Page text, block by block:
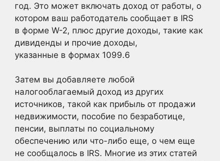
год. Это может включать доход от работы, о
котором ваш работодатель сообщает в IRS
в форме W-2, плюс другие доходы, такие как
дивиденды и прочие доходы,
указанные в формах 1099.6
Затем вы добавляете любой
налогооблагаемый доход из других
источников, такой как прибыль от продажи
недвижимости, пособие по безработице,
пенсии, выплаты по социальному
обеспечению или что-либо еще, о чем еще
не сообщалось в IRS. Многие из этих статей